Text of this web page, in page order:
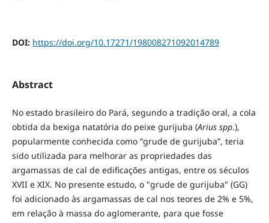
DOI: https://doi.org/10.17271/198008271092014789
Abstract
No estado brasileiro do Pará, segundo a tradição oral, a cola
obtida da bexiga natatória do peixe gurijuba (Arius spp.),
popularmente conhecida como “grude de gurijuba”, teria
sido utilizada para melhorar as propriedades das
argamassas de cal de edificações antigas, entre os séculos
XVII e XIX. No presente estudo, o "grude de gurijuba" (GG)
foi adicionado às argamassas de cal nos teores de 2% e 5%,
em relação à massa do aglomerante, para que fosse